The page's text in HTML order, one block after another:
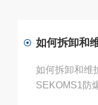
如何拆卸和维
如何拆卸和维
SEKOMS1防